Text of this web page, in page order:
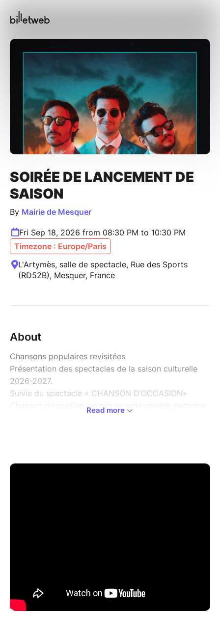
SOIRÉE DE LANCEMENT DE
SAISON
By Mairie de Mesquer
Fri Sep 18, 2026 from 08:30 PM to 10:30 PM
Timezone : Europe/Paris
L'Artymès, salle de spectacle, Rue des Sports
(RD52B), Mesquer, France
About
Chansons populaires revisitées
Présentation des spectacles de la saison culturelle
2026-2027.
Suivie du spectacle « CHANSON D’OCCASION»
Chanson d’occasion, un trio incontournable, redonne
manouche et d’electro swing.
Tout public
Durée 2h
Read more